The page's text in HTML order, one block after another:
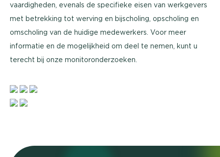
vaardigheden, evenals de specifieke eisen van werkgevers
met betrekking tot werving en bijscholing, opscholing en
omscholing van de huidige medewerkers. Voor meer
informatie en de mogelijkheid om deel te nemen, kunt u
terecht bij onze monitoronderzoeken.